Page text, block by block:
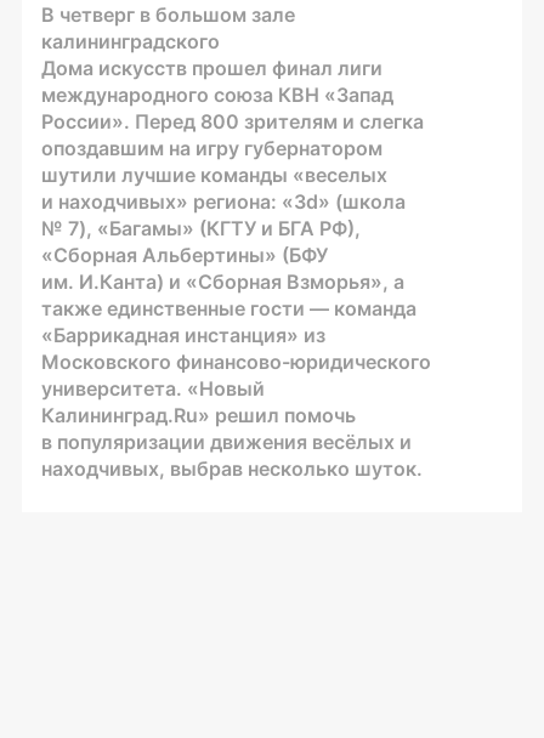
В четверг в большом зале
калининградского
Дома искусств прошел финал лиги
международного союза КВН «Запад
России». Перед 800 зрителям и слегка
опоздавшим на игру губернатором
шутили лучшие команды «веселых
и находчивых» региона: «3d» (школа
№ 7), «Багамы» (КГТУ и БГА РФ),
«Сборная Альбертины» (БФУ
им. И.Канта) и «Сборная Взморья», а
также единственные гости — команда
«Баррикадная инстанция» из
Московского финансово-юридического
университета. «Новый
Калининград.Ru» решил помочь
в популяризации движения весёлых и
находчивых, выбрав несколько шуток.